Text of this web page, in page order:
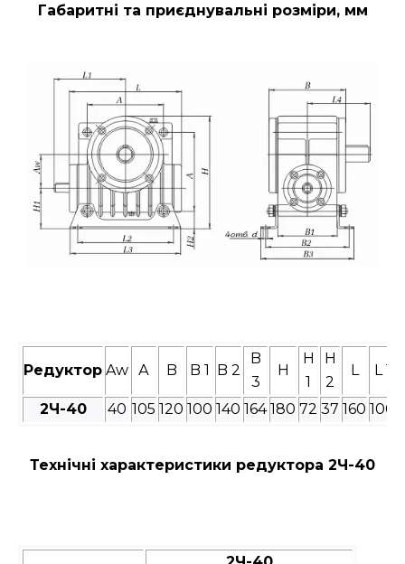
Габаритні та приєднувальні розміри, мм
Редуктор Aw А B B 1 B 2
B
3
H
H
1
H
2
L L 1
2Ч-40 40 105 120 100 140 164 180 72 37 160 100
Технічні характеристики редуктора 2Ч-40